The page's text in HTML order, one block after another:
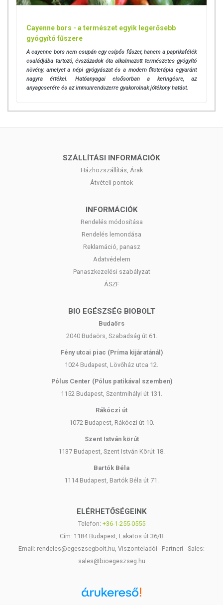
Cayenne bors - a természet egyik legerősebb
gyógyító fűszere
A cayenne bors nem csupán egy csípős fűszer, hanem a paprikafélék
családjába tartozó, évszázadok óta alkalmazott természetes gyógyító
növény, amelyet a népi gyógyászat és a modern fitoterápia egyaránt
nagyra értékel. Hatóanyagai elsősorban a keringésre, az
anyagcserére és az immunrendszerre gyakorolnak jótékony hatást.
SZÁLLÍTÁSI INFORMÁCIÓK
Házhozszállítás, Árak
Átvételi pontok
INFORMÁCIÓK
Rendelés módosítása
Rendelés lemondása
Reklamáció, panasz
Adatvédelem
Panaszkezelési szabályzat
ÁSZF
BIO EGÉSZSÉG BIOBOLT
Budaörs
2040 Budaörs, Szabadság út 61.
Fény utcai piac (Príma kijáratánál)
1024 Budapest, Lövőház utca 12.
Pólus Center (Pólus patikával szemben)
1152 Budapest, Szentmihályi út 131.
Rákóczi út
1072 Budapest, Rákóczi út 10.
Szent István körút
1137 Budapest, Szent István Körút 18.
Bartók Béla
1114 Budapest, Bartók Béla út 71.
ELÉRHETŐSÉGEINK
Telefon: +36-1-255-0555
Cím: 1184 Budapest, Lakatos út 36/B
Email: rendeles@egeszsegbolt.hu, Viszonteladói - Partneri - Sales:
sales@bioegeszseg.hu